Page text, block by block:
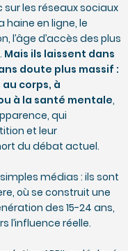
les réseaux sociaux
haine en ligne, le
l’âge d’accès des plus
Mais ils laissent dans
doute plus massif :
corps, à
à la santé mentale,
qui
et leur
du débat actuel.
médias : ils sont
où se construit une
des 15-24 ans,
l’influence réelle.